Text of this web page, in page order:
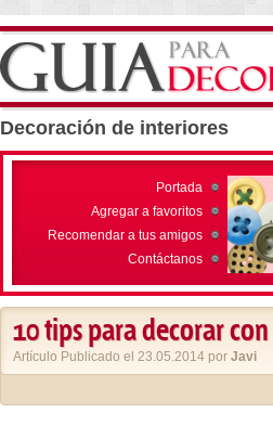
Decoración de interiores
Portada
Agregar a favoritos
Recomendar a tus amigos
Contáctanos
10 tips para decorar
Artículo Publicado el 23.05.2014 por Javi